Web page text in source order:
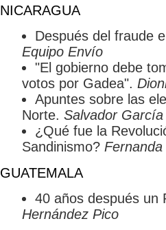
NICARAGUA
Después del fraude
Equipo Envío
"El gobierno debe
votos por Gadea".
Apuntes sobre las
Norte.Salvador
¿Qué fue la
Sandinismo?
GUATEMALA
40 años después un
Hernández Pico